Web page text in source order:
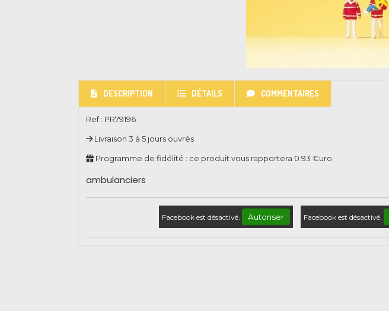
DESCRIPTION DÉTAILS COMMENTAIRES
Ref : PR79196
Livraison 3 à 5 jours ouvrés
Programme de fidélité : ce produit vous rapportera 0.93 €uro.
ambulanciers
Facebook est désactivé. Autoriser Facebook est désactivé.